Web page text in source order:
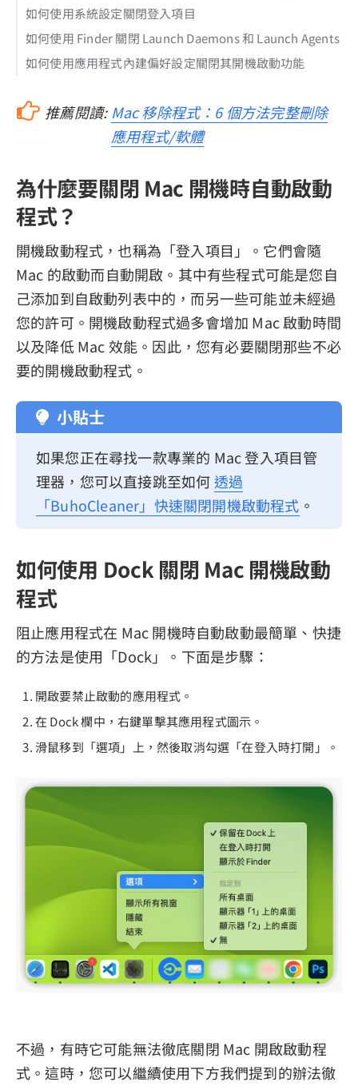
如何使用系統設定關閉登入項目
如何使用 Finder 關閉 Launch Daemons 和 Launch Agents
如何使用應用程式內建偏好設定關閉其開機啟動功能
推薦閱讀: Mac 移除程式：6 個方法完整刪除
應用程式/軟體
為什麼要關閉 Mac 開機時自動啟動
程式？
開機啟動程式，也稱為「登入項目」。它們會隨
Mac 的啟動而自動開啟。其中有些程式可能是您自
己添加到自啟動列表中的，而另一些可能並未經過
您的許可。開機啟動程式過多會增加 Mac 啟動時間
以及降低 Mac 效能。因此，您有必要關閉那些不必
要的開機啟動程式。
小貼士
如果您正在尋找一款專業的 Mac 登入項目管
理器，您可以直接跳至如何透過
「BuhoCleaner」快速關閉開機啟動程式 。
如何使用 Dock 關閉 Mac 開機啟動
程式
阻止應用程式在 Mac 開機時自動啟動最簡單、快捷
的方法是使用「Dock」。下面是步驟：
開啟要禁止啟動的應用程式。
在 Dock 欄中，右鍵單擊其應用程式圖示。
滑鼠移到「選項」上，然後取消勾選「在登入時打開」。
不過，有時它可能無法徹底關閉 Mac 開啟啟動程
式。這時，您可以繼續使用下方我們提到的辦法徹